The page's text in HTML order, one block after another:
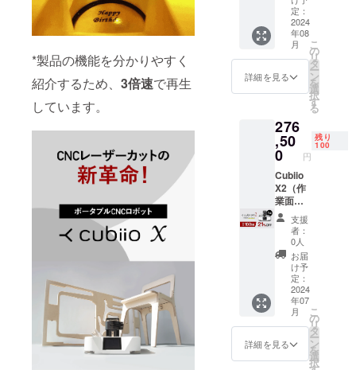
*製品の機能を分かりやすく
紹介するため、 3倍速で再生
しています。
「小さな工
場」という
名前の通
トライから
うまれるク
リエイティ
ブなものづ
くりを行う
海外のプロ
ダクトブラ
ンドを追い
かけ、機動
力の高いス
モールチー
中。
個 【一
般販売
予定価
400,000
円の
24％OF
ト内
容】 本
体x1
ACアダ
プター
x1 電源
コード
x1 USB
ケーブ
（5m）
x1 ベル
ト固定
用アン
カーx4
厚み調
整用
ワッ
シャー
定：
2024
年08
月
詳細を見る
こ
の
リ
タ
ー
ン
を
選
択
す
る
276
,50
0 円
残り
100
Cubiio
X2（作
業面積
60x120
cm）
【一般
販売予
定価格
350,000
円の
21％OF
【セッ
ト内
容】 本
支援
者：
0人
お届
け予
定：
2024
年07
月
詳細を見る
こ
の
リ
タ
ー
ン
を
選
択